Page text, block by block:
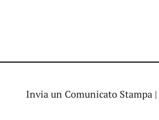
Invia un Comunicato Stampa |